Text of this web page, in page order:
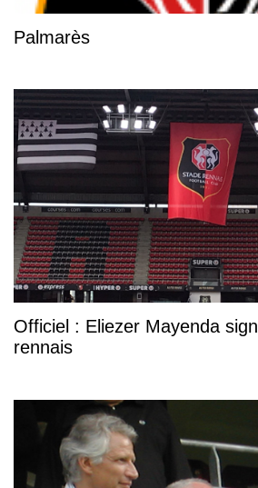
Palmarès
Officiel : Eliezer Mayenda
rennais